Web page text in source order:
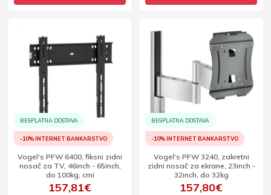
BESPLATNA DOSTAVA
-10% INTERNET BANKARSTVO
Vogel's PFW 6400, fiksni zidni
nosač za TV, 46inch - 65inch,
do 100kg, crni
157,81€
BESPLATNA DOSTAVA
-10% INTERNET BANKARSTVO
Vogel's PFW 3240, zakretni
zidni nosač za ekrane, 23inch -
32inch, do 32kg
157,80€